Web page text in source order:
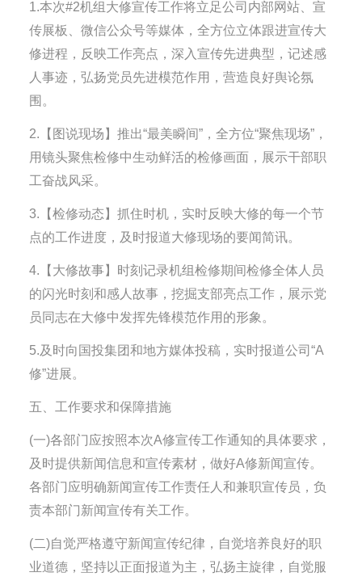
1.本次#2机组大修宣传工作将立足公司内部网站、宣
传展板、微信公众号等媒体，全方位立体跟进宣传大
修进程，反映工作亮点，深入宣传先进典型，记述感
人事迹，弘扬党员先进模范作用，营造良好舆论氛
围。
2.【图说现场】推出“最美瞬间”，全方位“聚焦现场”，
用镜头聚焦检修中生动鲜活的检修画面，展示干部职
工奋战风采。
3.【检修动态】抓住时机，实时反映大修的每一个节
点的工作进度，及时报道大修现场的要闻简讯。
4.【大修故事】时刻记录机组检修期间检修全体人员
的闪光时刻和感人故事，挖掘支部亮点工作，展示党
员同志在大修中发挥先锋模范作用的形象。
5.及时向国投集团和地方媒体投稿，实时报道公司“A
修”进展。
五、工作要求和保障措施
(一)各部门应按照本次A修宣传工作通知的具体要求，
及时提供新闻信息和宣传素材，做好A修新闻宣传。
各部门应明确新闻宣传工作责任人和兼职宣传员，负
责本部门新闻宣传有关工作。
(二)自觉严格遵守新闻宣传纪律，自觉培养良好的职
业道德，坚持以正面报道为主，弘扬主旋律，自觉服